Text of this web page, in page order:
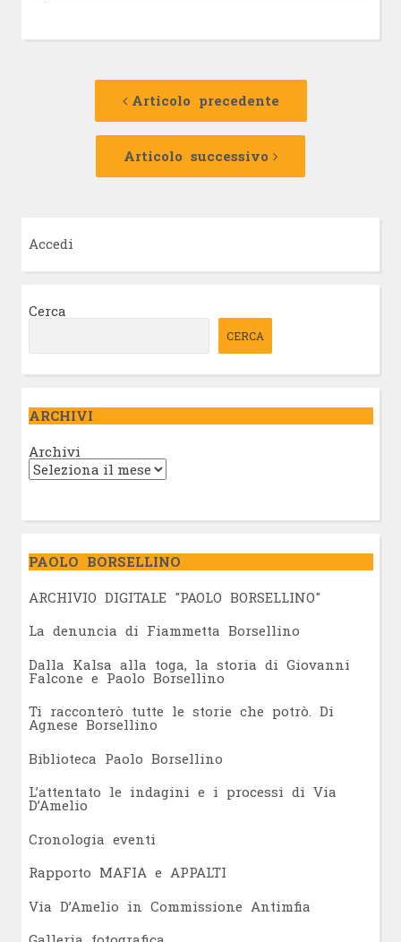
Navigazione
Articolo precedente
Articolo
Articolo successivo
Articolo
Accedi
Cerca
CERCA
ARCHIVI
Archivi
PAOLO BORSELLINO
ARCHIVIO DIGITALE "PAOLO BORSELLINO"
La denuncia di Fiammetta Borsellino
Dalla Kalsa alla toga, la storia di Giovanni
Falcone e Paolo Borsellino
Ti racconterò tutte le storie che potrò. Di
Agnese Borsellino
Biblioteca Paolo Borsellino
L’attentato le indagini e i processi di Via
D’Amelio
Cronologia eventi
Rapporto MAFIA e APPALTI
Via D’Amelio in Commissione Antimfia